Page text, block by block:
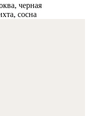
черная
сосна